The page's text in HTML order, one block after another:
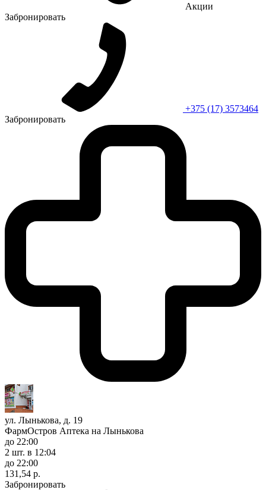
Акции
Забронировать
+375 (17) 3573464
Забронировать
ул. Лынькова, д. 19
ФармОстров Аптека на Лынькова
до 22:00
2 шт. в 12:04
до 22:00
131,54 р.
Забронировать